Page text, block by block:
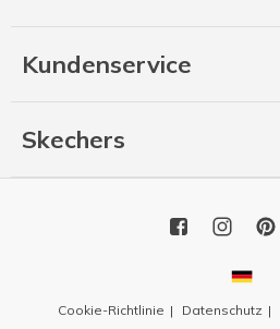
Kundenservice
Skechers
Cookie-Richtlinie Datenschutz